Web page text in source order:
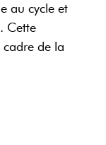
au cycle et
Cette
cadre de la